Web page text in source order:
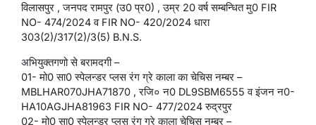
विलासपुर , जनपद रामपुर (उ0 प्र0) , उम्र 20 वर्ष सम्बन्धित मु0 FIR
NO- 474/2024 व FIR NO- 420/2024 धारा
303(2)/317(2)/3(5) B.N.S.
अभियुक्तगणो से बरामदगी –
01- मो0 सा0 स्पेलन्डर प्लस रंग ग्रे काला का चेचिस नम्बर –
MBLHAR070JHA71870 , रजि० न0 DL9SBM6555 व इंजन न0-
HA10AGJHA81963 FIR NO- 477/2024 रुद्रपुर
02- मो0 सा0 स्पेलन्डर प्लस रंग ग्रे काला चेचिस नम्बर –